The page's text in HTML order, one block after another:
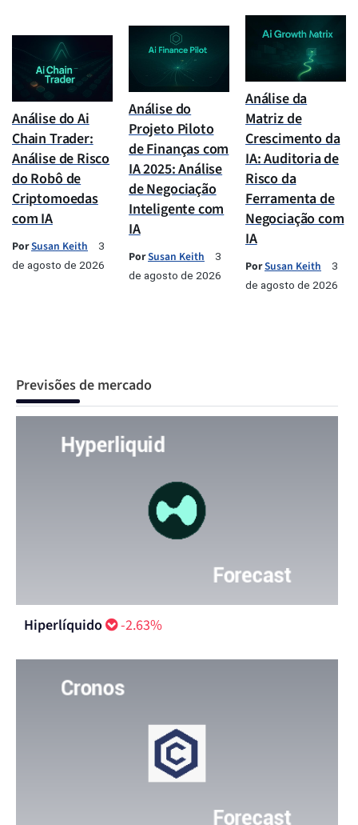
Análise do Ai
Chain Trader:
Análise de Risco
do Robô de
Criptomoedas
com IA
PorSusan Keith
3
de agosto de 2026
Análise do
Projeto Piloto
de Finanças com
IA 2025: Análise
de Negociação
Inteligente com
IA
PorSusan Keith
3
de agosto de 2026
Análise da
Matriz de
Crescimento da
IA: Auditoria de
Risco da
Ferramenta de
Negociação com
IA
PorSusan Keith
3
de agosto de 2026
Previsões de mercado
Hiperlíquido -2.63%